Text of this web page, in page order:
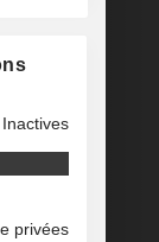
Inactives
privées